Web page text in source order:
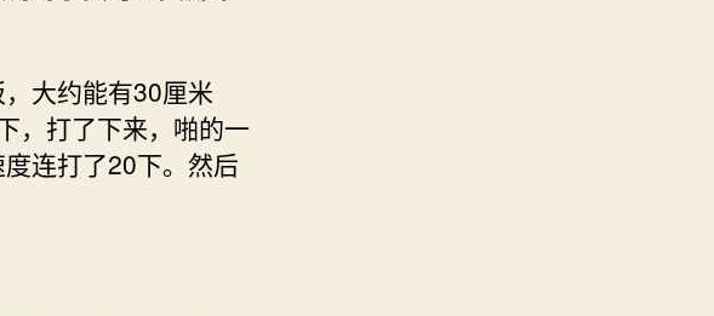
大约能有30厘米
，打了下来，啪的一
连打了20下。然后